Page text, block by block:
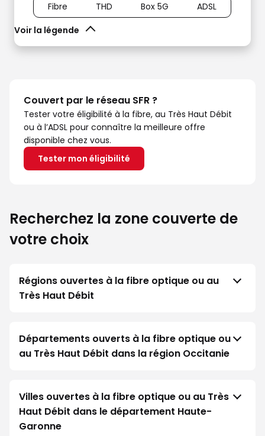
Voir la légende
Fibre THD Box 5G ADSL
Couvert par le réseau SFR ?
Tester votre éligibilité à la fibre, au Très Haut Débit
ou à l’ADSL pour connaître la meilleure offre
disponible chez vous.
Tester mon éligibilité
Recherchez la zone couverte de
votre choix
Régions ouvertes à la fibre optique ou au
Très Haut Débit
Départements ouverts à la fibre optique ou
au Très Haut Débit dans la région Occitanie
Villes ouvertes à la fibre optique ou au Très
Haut Débit dans le département Haute-
Garonne